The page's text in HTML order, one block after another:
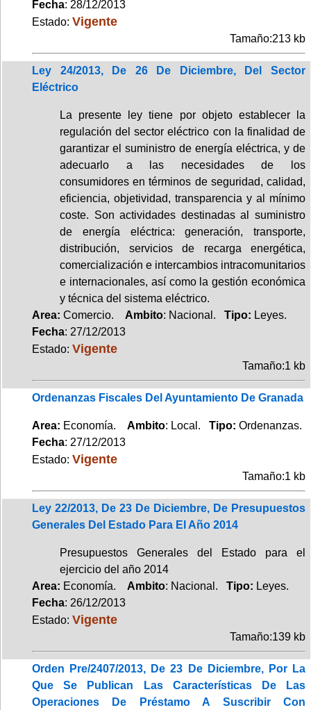
Fecha: 28/12/2013
Estado: Vigente
Tamaño:213 kb
Ley 24/2013, De 26 De Diciembre, Del Sector
Eléctrico
La presente ley tiene por objeto establecer la
regulación del sector eléctrico con la finalidad de
garantizar el suministro de energía eléctrica, y de
adecuarlo a las necesidades de los
consumidores en términos de seguridad, calidad,
eficiencia, objetividad, transparencia y al mínimo
coste. Son actividades destinadas al suministro
de energía eléctrica: generación, transporte,
distribución, servicios de recarga energética,
comercialización e intercambios intracomunitarios
e internacionales, así como la gestión económica
y técnica del sistema eléctrico.
Area: Comercio. Ambito: Nacional. Tipo: Leyes.
Fecha: 27/12/2013
Estado: Vigente
Tamaño:1 kb
Ordenanzas Fiscales Del Ayuntamiento De Granada
Area: Economía. Ambito: Local. Tipo: Ordenanzas.
Fecha: 27/12/2013
Estado: Vigente
Tamaño:1 kb
Ley 22/2013, De 23 De Diciembre, De Presupuestos
Generales Del Estado Para El Año 2014
Presupuestos Generales del Estado para el
ejercicio del año 2014
Area: Economía. Ambito: Nacional. Tipo: Leyes.
Fecha: 26/12/2013
Estado: Vigente
Tamaño:139 kb
Orden Pre/2407/2013, De 23 De Diciembre, Por La
Que Se Publican Las Características De Las
Operaciones De Préstamo A Suscribir Con